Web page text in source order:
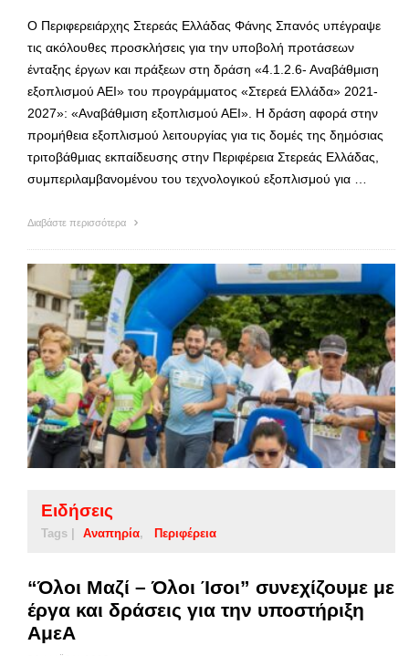
Ο Περιφερειάρχης Στερεάς Ελλάδας Φάνης Σπανός υπέγραψε
τις ακόλουθες προσκλήσεις για την υποβολή προτάσεων
ένταξης έργων και πράξεων στη δράση «4.1.2.6- Αναβάθμιση
εξοπλισμού ΑΕΙ» του προγράμματος «Στερεά Ελλάδα» 2021-
2027»: «Αναβάθμιση εξοπλισμού ΑΕΙ». Η δράση αφορά στην
προμήθεια εξοπλισμού λειτουργίας για τις δομές της δημόσιας
τριτοβάθμιας εκπαίδευσης στην Περιφέρεια Στερεάς Ελλάδας,
συμπεριλαμβανομένου του τεχνολογικού εξοπλισμού για …
Διαβάστε περισσότερα
Ειδήσεις
Tags | Αναπηρία Περιφέρεια
“Όλοι Μαζί – Όλοι Ίσοι” συνεχίζουμε με
έργα και δράσεις για την υποστήριξη
ΑμεΑ